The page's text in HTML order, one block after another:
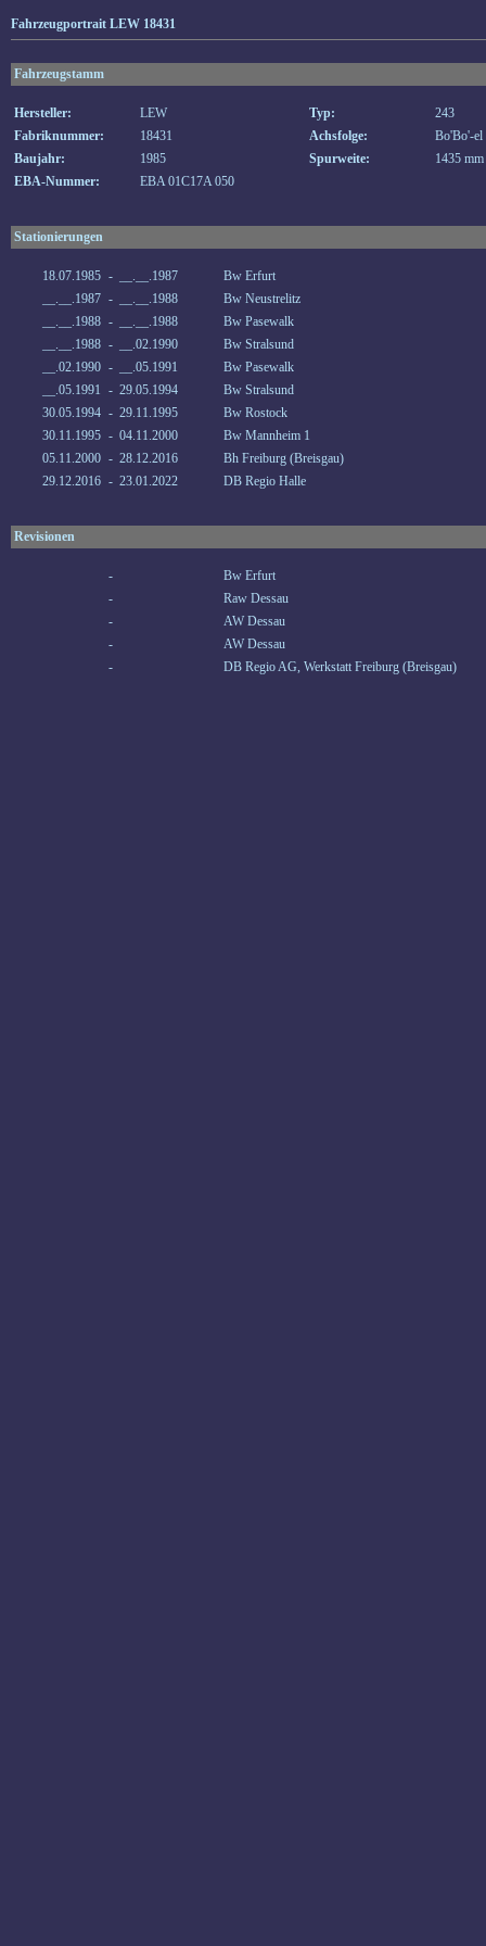
Fahrzeugportrait LEW 18431
Fahrzeugstamm
Hersteller: LEW Typ:
243
Fabriknummer:
18431 Achsfolge:
Bo'Bo'-el
Baujahr:
1985 Spurweite:
1435 mm
EBA-Nummer:
EBA 01C17A 050
Stationierungen
18.07.1985 - __.__.1987
Bw Erfurt
__.__.1987 - __.__.1988
Bw Neustrelitz
__.__.1988 - __.__.1988
Bw Pasewalk
__.__.1988 - __.02.1990
Bw Stralsund
__.02.1990 - __.05.1991
Bw Pasewalk
__.05.1991 - 29.05.1994
Bw Stralsund
30.05.1994 - 29.11.1995
Bw Rostock
30.11.1995 - 04.11.2000
Bw Mannheim 1
05.11.2000 - 28.12.2016
Bh Freiburg (Breisgau)
29.12.2016 - 23.01.2022 DB Regio Halle
Revisionen
-
Bw Erfurt
-
Raw Dessau
-
AW Dessau
-
AW Dessau
-
DB Regio AG, Werkstatt Freiburg (Breisgau)